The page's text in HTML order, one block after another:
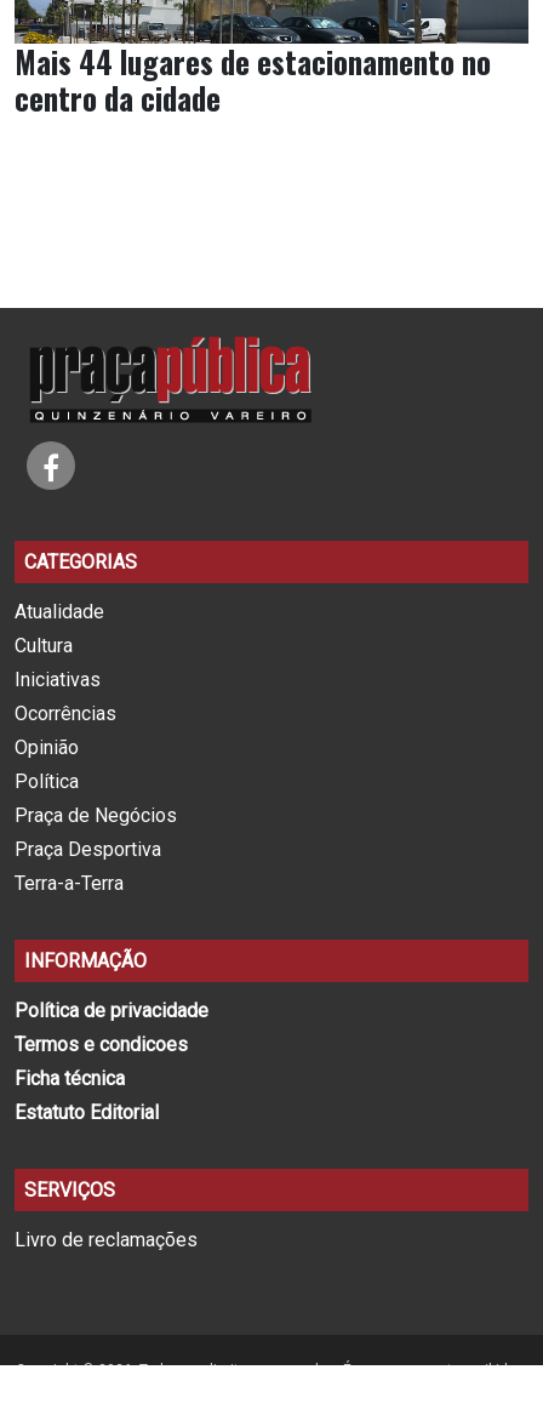
Mais 44 lugares de estacionamento no
centro da cidade
CATEGORIAS
Atualidade
Cultura
Iniciativas
Ocorrências
Opinião
Política
Praça de Negócios
Praça Desportiva
Terra-a-Terra
INFORMAÇÃO
Política de privacidade
Termos e condicoes
Ficha técnica
Estatuto Editorial
SERVIÇOS
Livro de reclamações
Copyright © 2026. Todos os direitos reservados. É expressamente proibida a